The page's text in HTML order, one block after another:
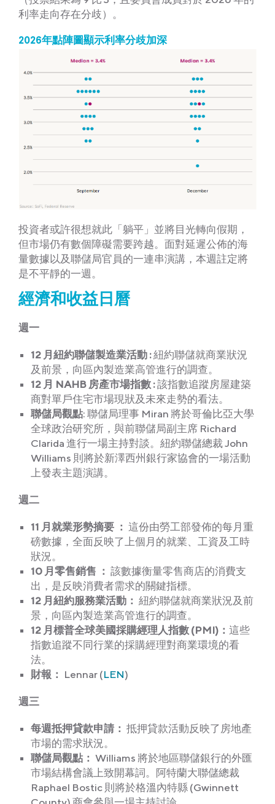
利率走向存在分歧）。
2026年點陣圖顯示利率分歧加深
投資者或許很想就此「躺平」並將目光轉向假期，
但市場仍有數個障礙需要跨越。面對延遲公佈的海
量數據以及聯儲局官員的一連串演講，本週註定將
是不平靜的一週。
經濟和收益日曆
週一
12 月紐約聯儲製造業活動 :紐約聯儲就商業狀況
及前景，向區內製造業高管進行的調查。
12 月 NAHB 房產市場指數 :該指數追蹤房屋建築
商對單戶住宅市場現狀及未來走勢的看法。
聯儲局觀點: 聯儲局理事 Miran 將於哥倫比亞大學
全球政治研究所，與前聯儲局副主席 Richard
Clarida 進行一場主持對談。紐約聯儲總裁 John
Williams 則將於新澤西州銀行家協會的一場活動
上發表主題演講。
週二
11 月就業形勢摘要 ： 這份由勞工部發佈的每月重
磅數據，全面反映了上個月的就業、工資及工時
狀況。
10 月零售銷售 ： 該數據衡量零售商店的消費支
出，是反映消費者需求的關鍵指標。
12 月紐約服務業活動： 紐約聯儲就商業狀況及前
景，向區內製造業高管進行的調查。
12 月標普全球美國採購經理人指數 (PMI)： 這些
指數追蹤不同行業的採購經理對商業環境的看
法。
財報 ： Lennar (LEN)
週三
每週抵押貸款申請： 抵押貸款活動反映了房地產
市場的需求狀況。
聯儲局觀點 ： Williams 將於地區聯儲銀行的外匯
市場結構會議上致開幕詞。阿特蘭大聯儲總裁
Raphael Bostic 則將於格溫內特縣 (Gwinnett